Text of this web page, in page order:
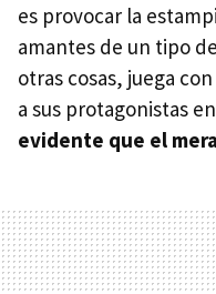
es provocar la
amantes de un tipo
otras cosas, juega
a sus protagonistas en
evidente que el